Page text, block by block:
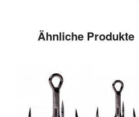
Ähnliche Produkte